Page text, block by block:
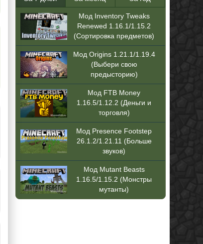
Мод Inventory Tweaks
Renewed 1.16.1/1.15.2
(Сортировка предметов)
Мод Origins 1.21.1/1.19.4
(Выбери свою
предысторию)
Мод FTB Money
1.16.5/1.12.2 (Деньги и
торговля)
Мод Presence Footstep
26.1.2/1.21.11 (Больше
звуков)
Мод Mutant Beasts
1.16.5/1.15.2 (Монстры
мутанты)